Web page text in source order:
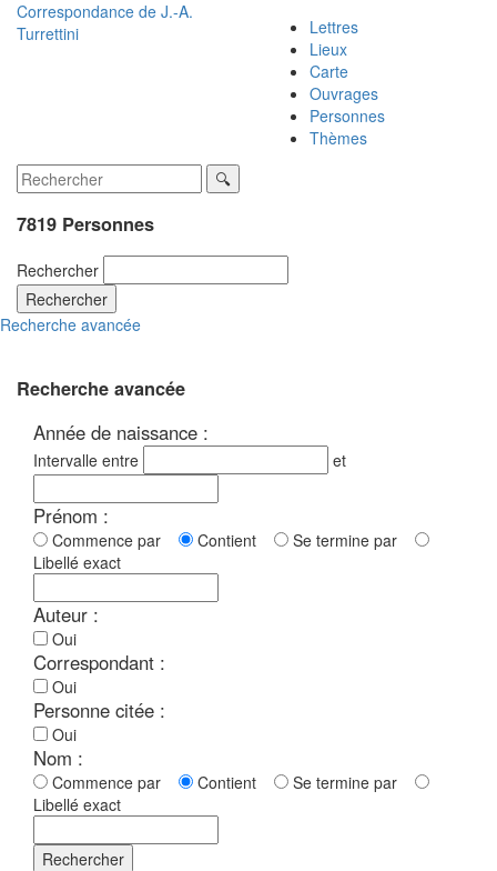
Correspondance de J.-A.
Turrettini
Lettres
Lieux
Carte
Ouvrages
Personnes
Thèmes
7819 Personnes
Rechercher
Rechercher
Recherche avancée
Recherche avancée
Année de naissance :
Intervalle entre et
Prénom :
Commence par Contient
Se termine par
Libellé exact
Auteur :
Oui
Correspondant :
Oui
Personne citée :
Oui
Nom :
Commence par Contient
Se termine par
Libellé exact
Rechercher